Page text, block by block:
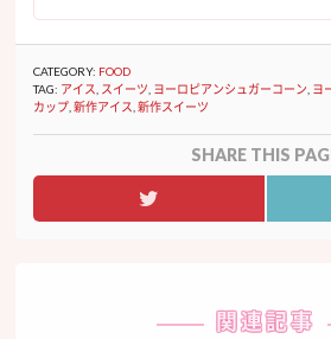
CATEGORY: FOOD
TAG: アイス スイーツ ヨーロピアンシュガーコーン ヨ
カップ ,新作アイス ,新作スイーツ
SHARE THIS
関連記事